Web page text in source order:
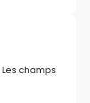
Les champs